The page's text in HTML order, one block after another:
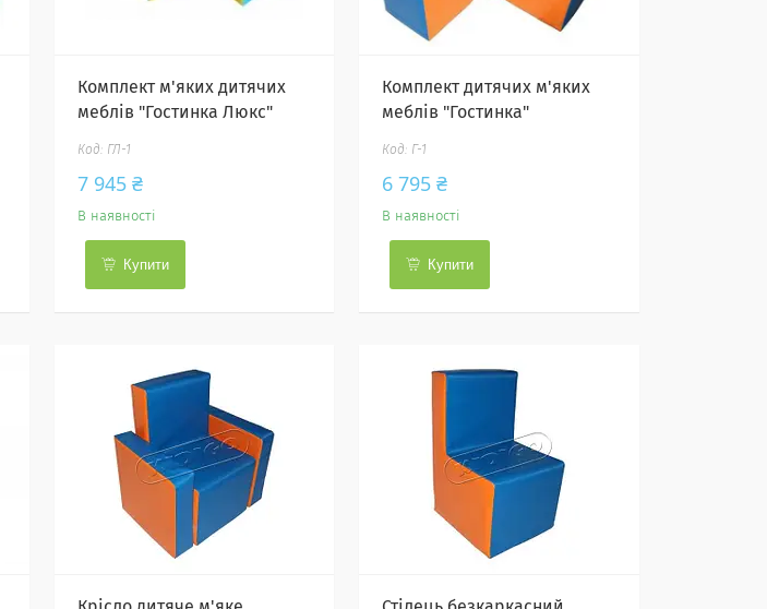
Комплект м'яких дитячих
меблів "Гостинка Люкс"
ГЛ-1
7 945 ₴
В наявності
Купити
Комплект дитячих м'яких
меблів "Гостинка"
Г-1
6 795 ₴
В наявності
Купити